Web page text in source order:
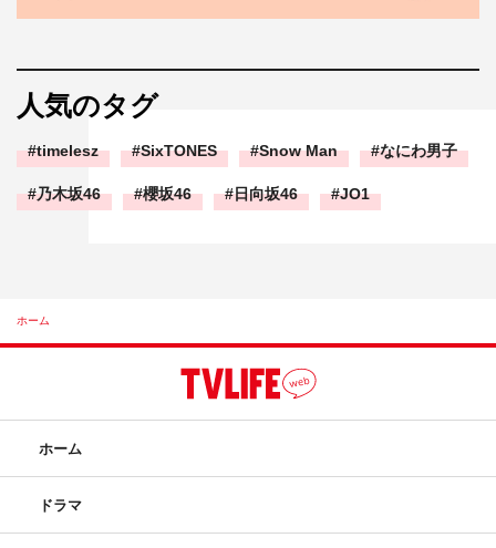
人気のタグ
timelesz SixTONES Snow Man なにわ男子
乃木坂46 櫻坂46 日向坂46 JO1
ホーム
ホーム
ドラマ